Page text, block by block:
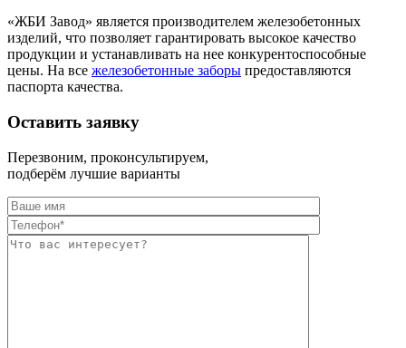
«ЖБИ Завод» является производителем железобетонных
изделий, что позволяет гарантировать высокое качество
продукции и устанавливать на нее конкурентоспособные
цены. На все железобетонные заборы предоставляются
паспорта качества.
Оставить заявку
Перезвоним, проконсультируем,
подберём лучшие варианты